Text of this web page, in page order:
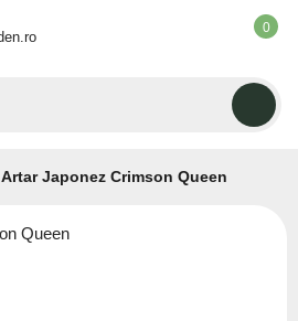
0
Artar Japonez Crimson Queen